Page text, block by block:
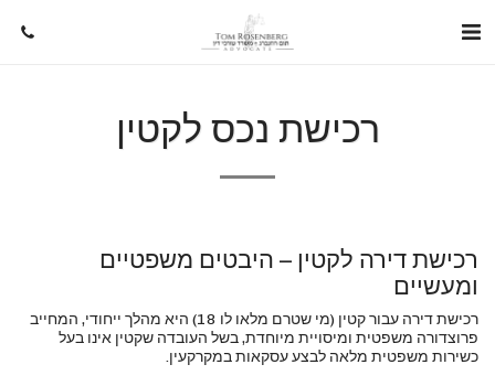
רכישת נכס לקטין
רכישת דירה לקטין – היבטים משפטיים
ומעשיים
רכישת דירה עבור קטין (מי שטרם מלאו לו 18) היא מהלך ייחודי, המחייב
פרוצדורה משפטית ומיסויית מיוחדת, בשל העובדה שקטין אינו בעל
כשירות משפטית מלאה לבצע עסקאות במקרקעין.